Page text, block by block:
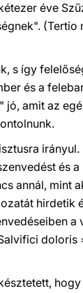
éve
(Tertio
s így
és a
jó, amit az
irányul.
és a
annál, mint
hirdetik
a
doloris